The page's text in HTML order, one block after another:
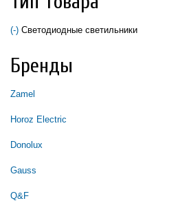
(-) Remove Светодиодные светильники filter
Светодиодные светильники
Бренды
Zamel
Apply Zamel filter
Horoz Electric
Apply Horoz Electric filter
Donolux
Apply Donolux filter
Gauss
Apply Gauss filter
Q&F